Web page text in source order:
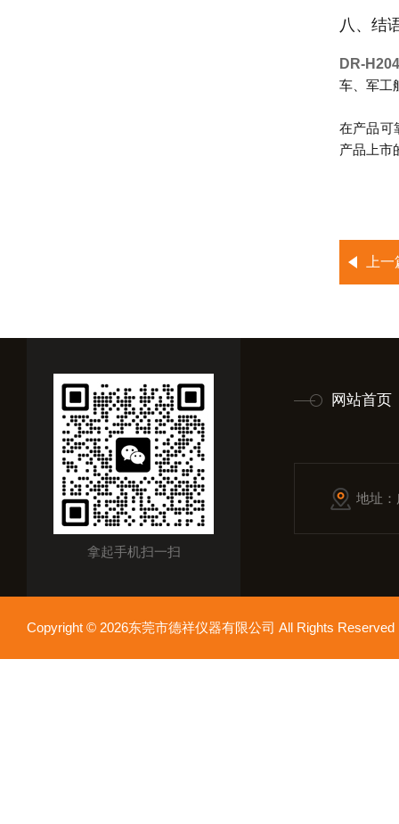
八、结
DR-
车、军工
在产品可
产品上市
上
拿起手机扫一扫
网站首页
地址
Copyright © 2026东莞市德祥仪器有限公司 All Rights